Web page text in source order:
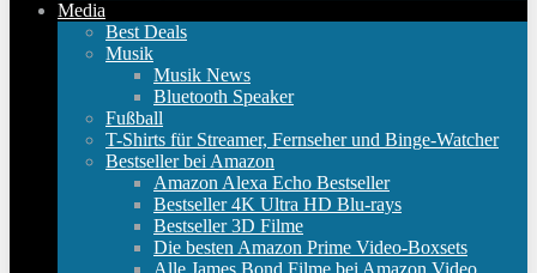
Media
Best Deals
Musik
Musik News
Bluetooth Speaker
Fußball
T-Shirts für Streamer, Fernseher und Binge-Watcher
Bestseller bei Amazon
Amazon Alexa Echo Bestseller
Bestseller 4K Ultra HD Blu-rays
Bestseller 3D Filme
Die besten Amazon Prime Video-Boxsets
Alle James Bond Filme bei Amazon Video